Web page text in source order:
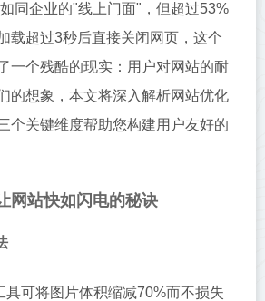
同企业的"线上门面"，但超过53%
载超过3秒后直接关闭网页，这个
一个残酷的现实：用户对网站的耐
的想象，本文将深入解析网站优化
个关键维度帮助您构建用户友好的
网站快如闪电的秘诀
具可将图片体积缩减70%而不损失